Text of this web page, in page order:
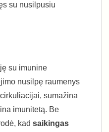
su nusilpusiu
su imunine
nusilpę raumenys
sumažina
imunitetą. Be
kad saikingas